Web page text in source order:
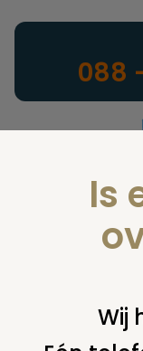
088
Vind een
instelling
Is
Wij